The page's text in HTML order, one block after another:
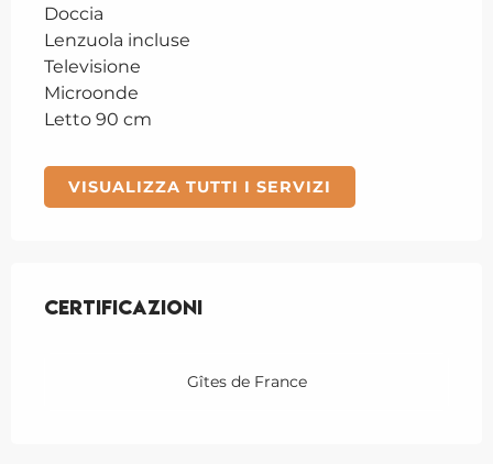
Doccia
Lenzuola incluse
Televisione
Microonde
Letto 90 cm
VISUALIZZA TUTTI I SERVIZI
Certificazioni
Certificazioni
Gîtes de France